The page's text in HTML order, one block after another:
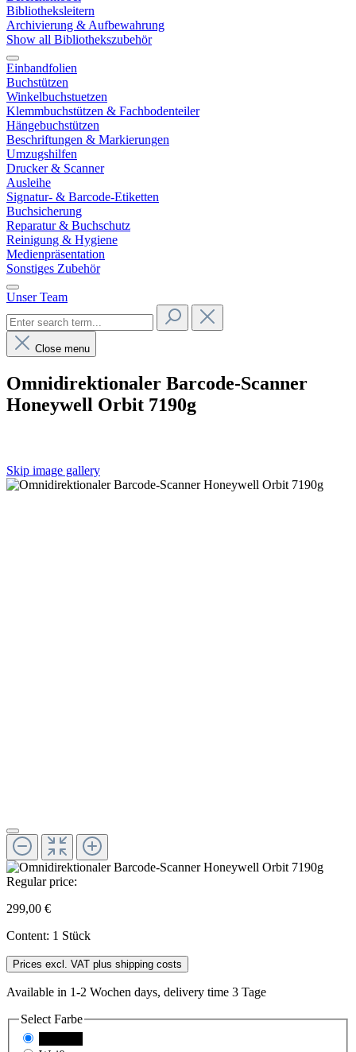
Bibliotheksleitern
Archivierung & Aufbewahrung
Show all Bibliothekszubehör
Einbandfolien
Buchstützen
Winkelbuchstuetzen
Klemmbuchstützen & Fachbodenteiler
Hängebuchstützen
Beschriftungen & Markierungen
Umzugshilfen
Drucker & Scanner
Ausleihe
Signatur- & Barcode-Etiketten
Buchsicherung
Reparatur & Buchschutz
Reinigung & Hygiene
Medienpräsentation
Sonstiges Zubehör
Unser Team
Close menu
Omnidirektionaler Barcode-Scanner
Honeywell Orbit 7190g
Skip image gallery
Regular price:
299,00 €
Content: 1 Stück
Prices excl. VAT plus shipping costs
Available in 1-2 Wochen days, delivery time 3 Tage
Select Farbe